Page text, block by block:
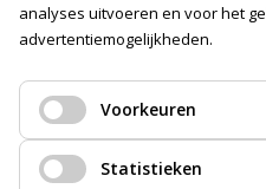
analyses uitvoeren en voor het
advertentiemogelijkheden.
Voorkeuren
Statistieken